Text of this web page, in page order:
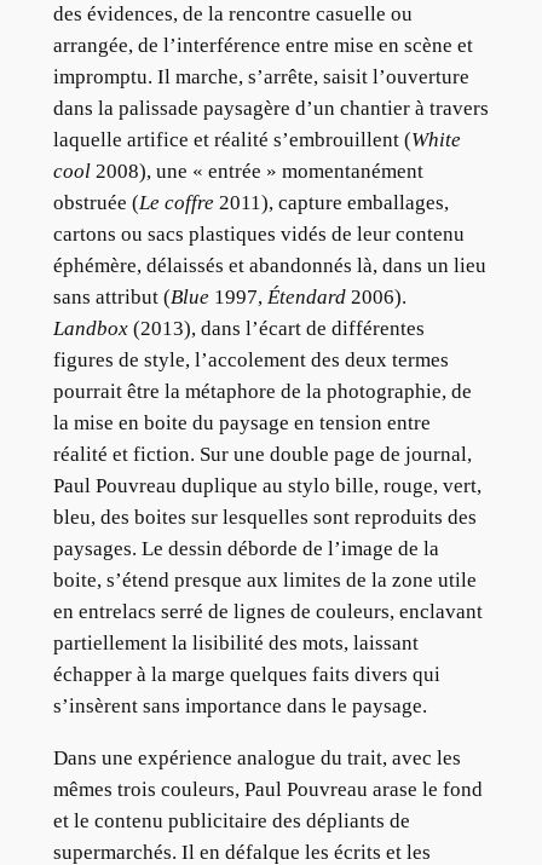
des évidences, de la rencontre casuelle ou
arrangée, de l’interférence entre mise en scène et
impromptu. Il marche, s’arrête, saisit l’ouverture
dans la palissade paysagère d’un chantier à travers
laquelle artifice et réalité s’embrouillent (White
cool2008), une « entrée » momentanément
obstruée (Le coffre2011), capture emballages,
cartons ou sacs plastiques vidés de leur contenu
éphémère, délaissés et abandonnés là, dans un lieu
sans attribut (Blue1997, Étendard2006).
Landbox(2013), dans l’écart de différentes
figures de style, l’accolement des deux termes
pourrait être la métaphore de la photographie, de
la mise en boite du paysage en tension entre
réalité et fiction. Sur une double page de journal,
Paul Pouvreau duplique au stylo bille, rouge, vert,
bleu, des boites sur lesquelles sont reproduits des
paysages. Le dessin déborde de l’image de la
boite, s’étend presque aux limites de la zone utile
en entrelacs serré de lignes de couleurs, enclavant
partiellement la lisibilité des mots, laissant
échapper à la marge quelques faits divers qui
s’insèrent sans importance dans le paysage.
Dans une expérience analogue du trait, avec les
mêmes trois couleurs, Paul Pouvreau arase le fond
et le contenu publicitaire des dépliants de
supermarchés. Il en défalque les écrits et les